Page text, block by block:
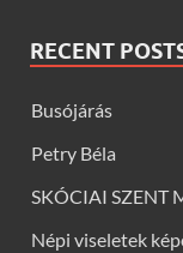
RECENT
Busójárás
Petry Béla
SKÓCIAI SZENT
Népi viseletek